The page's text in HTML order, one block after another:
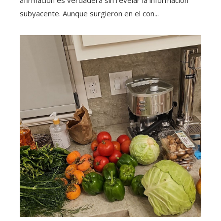
subyacente. Aunque surgieron en el con...